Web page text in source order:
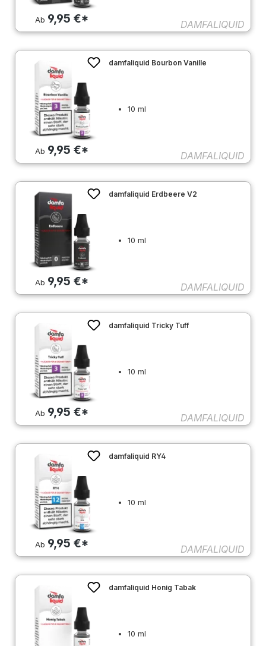
Ab 9,95 €* DAMFALIQUID
Ab 9,95 €*
damfaliquid Bourbon Vanille
10 ml
DAMFALIQUID
Ab 9,95 €*
damfaliquid Erdbeere V2
10 ml
DAMFALIQUID
Ab 9,95 €*
damfaliquid Tricky Tuff
10 ml
DAMFALIQUID
Ab 9,95 €*
damfaliquid RY4
10 ml
DAMFALIQUID
damfaliquid Honig Tabak
10 ml